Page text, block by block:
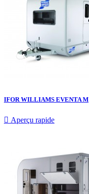
IFOR WILLIAMS EVENTA M
 Aperçu rapide